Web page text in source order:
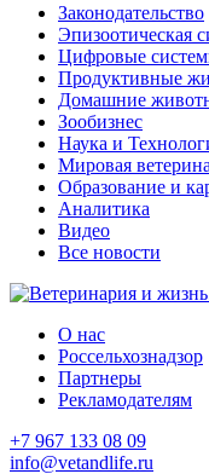
Законодательство
Эпизоотическая
Цифровые
Продуктивные
Домашние
Зообизнес
Наука и
Мировая
Образование и
Аналитика
Видео
Все новости
О нас
Россельхознадзор
Партнеры
Рекламодателям
+7 967 133 08 09
info@vetandlife.ru